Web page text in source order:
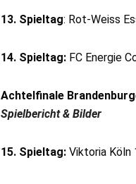
13. Spieltag: Rot-Weiss
14. Spieltag: FC Energie
Achtelfinale
Spielbericht & Bilder
15. Spieltag: Viktoria Köln